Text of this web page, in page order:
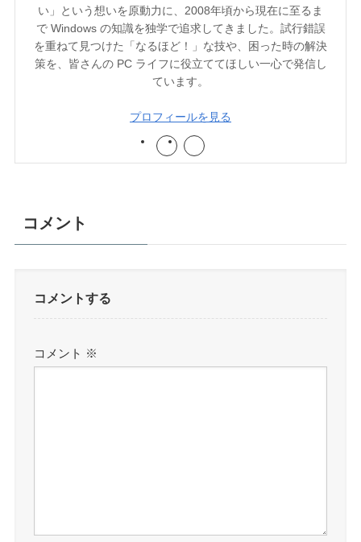
い」という想いを原動力に、2008年頃から現在に至るま
で Windows の知識を独学で追求してきました。試行錯誤
を重ねて見つけた「なるほど！」な技や、困った時の解決
策を、皆さんの PC ライフに役立ててほしい一心で発信し
ています。
プロフィールを見る
コメント
コメントする
コメント ※